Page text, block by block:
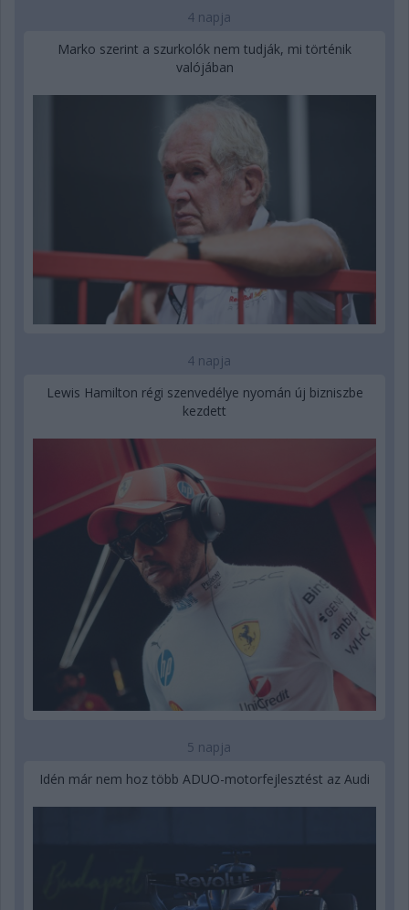
4 napja
Marko szerint a szurkolók nem tudják, mi történik
valójában
4 napja
Lewis Hamilton régi szenvedélye nyomán új bizniszbe
kezdett
5 napja
Idén már nem hoz több ADUO-motorfejlesztést az Audi